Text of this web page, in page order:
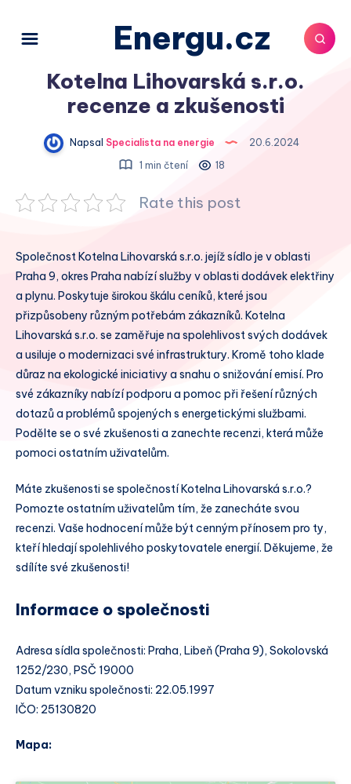
Energu.cz
Kotelna Lihovarská s.r.o.
recenze a zkušenosti
Napsal Specialista na energie
20.6.2024
1 min čtení
18
Rate this post
Společnost Kotelna Lihovarská s.r.o. jejíž sídlo je v oblasti
Praha 9, okres Praha nabízí služby v oblasti dodávek elektřiny
a plynu. Poskytuje širokou škálu ceníků, které jsou
přizpůsobeny různým potřebám zákazníků. Kotelna
Lihovarská s.r.o. se zaměřuje na spolehlivost svých dodávek
a usiluje o modernizaci své infrastruktury. Kromě toho klade
důraz na ekologické iniciativy a snahu o snižování emisí. Pro
své zákazníky nabízí podporu a pomoc při řešení různých
dotazů a problémů spojených s energetickými službami.
Podělte se o své zkušenosti a zanechte recenzi, která může
pomoci ostatním uživatelům.
Máte zkušenosti se společností Kotelna Lihovarská s.r.o.?
Pomozte ostatním uživatelům tím, že zanecháte svou
recenzi. Vaše hodnocení může být cenným přínosem pro ty,
kteří hledají spolehlivého poskytovatele energií. Děkujeme, že
sdílíte své zkušenosti!
Informace o společnosti
Adresa sídla společnosti: Praha, Libeň (Praha 9), Sokolovská
1252/230, PSČ 19000
Datum vzniku společnosti: 22.05.1997
IČO: 25130820
Mapa: